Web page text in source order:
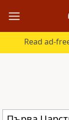
Read ad-